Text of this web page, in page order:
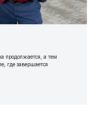
продолжается, а тем
где завершается